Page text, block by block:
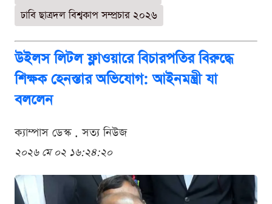
ঢাবি ছাত্রদল বিশ্বকাপ সম্প্রচার ২০২৬
উইলস লিটল ফ্লাওয়ারে বিচারপতির বিরুদ্ধে
শিক্ষক হেনস্তার অভিযোগ: আইনমন্ত্রী যা
বললেন
ক্যাম্পাস ডেস্ক . সত্য নিউজ
২০২৬ মে ০২ ১৬:২৪:২০